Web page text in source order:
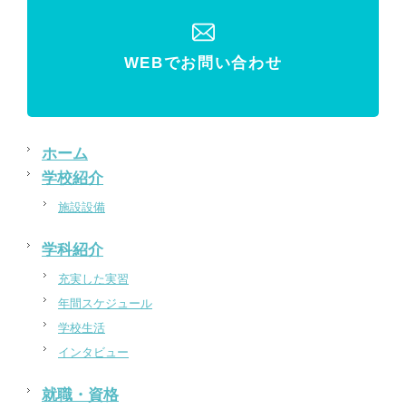
WEBでお問い合わせ
ホーム
学校紹介
施設設備
学科紹介
充実した実習
年間スケジュール
学校生活
インタビュー
就職・資格